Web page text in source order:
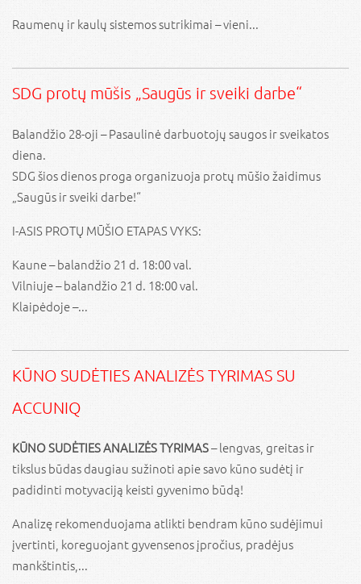
Raumenų ir kaulų sistemos sutrikimai – vieni...
SDG protų mūšis „Saugūs ir sveiki darbe“
Balandžio 28-oji – Pasaulinė darbuotojų saugos ir sveikatos
diena.
SDG šios dienos proga organizuoja protų mūšio žaidimus
„Saugūs ir sveiki darbe!“
I-ASIS PROTŲ MŪŠIO ETAPAS VYKS:
Kaune – balandžio 21 d. 18:00 val.
Vilniuje – balandžio 21 d. 18:00 val.
Klaipėdoje –...
KŪNO SUDĖTIES ANALIZĖS TYRIMAS SU
ACCUNIQ
KŪNO SUDĖTIES ANALIZĖS TYRIMAS– lengvas, greitas ir
tikslus būdas daugiau sužinoti apie savo kūno sudėtį ir
padidinti motyvaciją keisti gyvenimo būdą!
Analizę rekomenduojama atlikti bendram kūno sudėjimui
įvertinti, koreguojant gyvensenos įpročius, pradėjus
mankštintis,...